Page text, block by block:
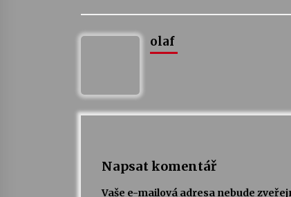
olaf
Napsat komentář
Vaše e-mailová adresa nebude